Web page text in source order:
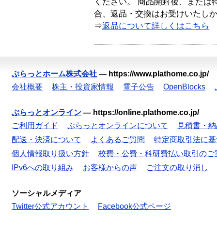
ください。 商品開封後、または
合、返品・交換はお受けいたし
⇒返品について詳しくはこちら
ぷらっとホーム株式会社 — https://www.plathome.co.jp/
会社概要
株主・投資家情報 電子公告 OpenBlocks
ぷらっとオンライン — https://online.plathome.co.jp/
ご利用ガイド
ぷらっとオンラインについて
見積書・
配送・決済について
よくあるご質問
特定商取引法に
個人情報取り扱い方針
校費・公費・科研費払い取引のご
IPv6への取り組み
お客様からの声 ご注文の取り消し
ソーシャルメディア
Twitter公式アカウント
Facebook公式ページ